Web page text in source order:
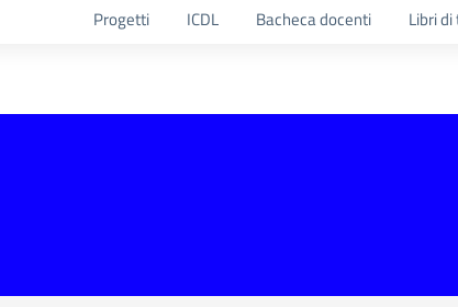
Progetti ICDL Bacheca docenti Libri